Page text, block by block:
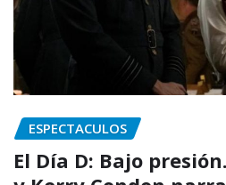
ESPECTACULOS
El Día D: Bajo